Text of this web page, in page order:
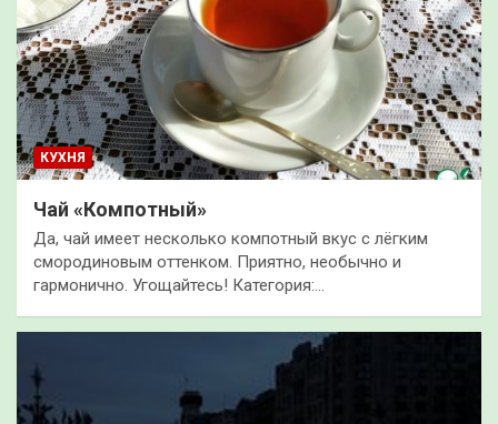
КУХНЯ
Чай «Компотный»
Да, чай имеет несколько компотный вкус с лёгким
смородиновым оттенком. Приятно, необычно и
гармонично. Угощайтесь! Категория:…